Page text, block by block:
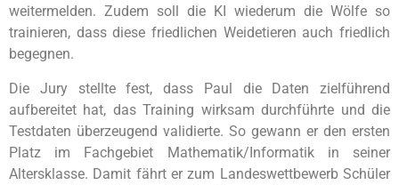
weitermelden. Zudem soll die KI wiederum die Wölfe so
trainieren, dass diese friedlichen Weidetieren auch friedlich
begegnen.
Die Jury stellte fest, dass Paul die Daten zielführend
aufbereitet hat, das Training wirksam durchführte und die
Testdaten überzeugend validierte. So gewann er den ersten
Platz im Fachgebiet Mathematik/Informatik in seiner
Altersklasse. Damit fährt er zum Landeswettbewerb Schüler